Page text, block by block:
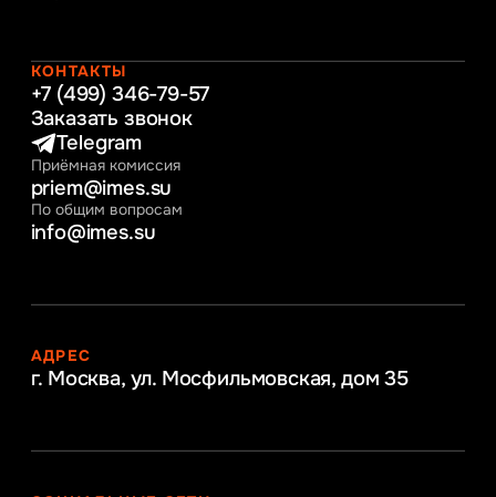
Интернет-маркетинг
КОНТАКТЫ
+7 (499) 346-79-57
Заказать звонок
Telegram
Приёмная комиссия
priem@imes.su
По общим вопросам
info@imes.su
АДРЕС
г. Москва, ул. Мосфильмовская, дом 35